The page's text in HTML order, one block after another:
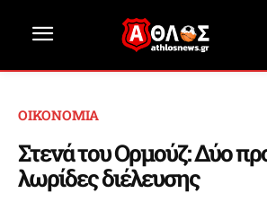
ΟΙΚΟΝΟΜΙΑ
Στενά του Ορμούζ: Δύο
λωρίδες διέλευσης